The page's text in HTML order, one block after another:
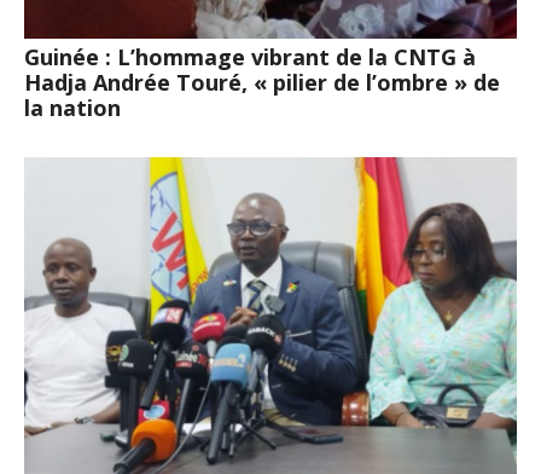
Guinée : L’hommage vibrant de la CNTG à
Hadja Andrée Touré, « pilier de l’ombre » de
la nation